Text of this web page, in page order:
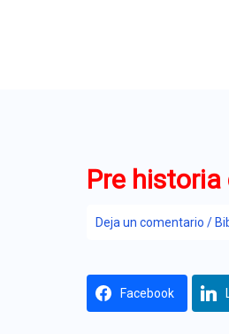
Pre
Deja un comentario /
Facebook